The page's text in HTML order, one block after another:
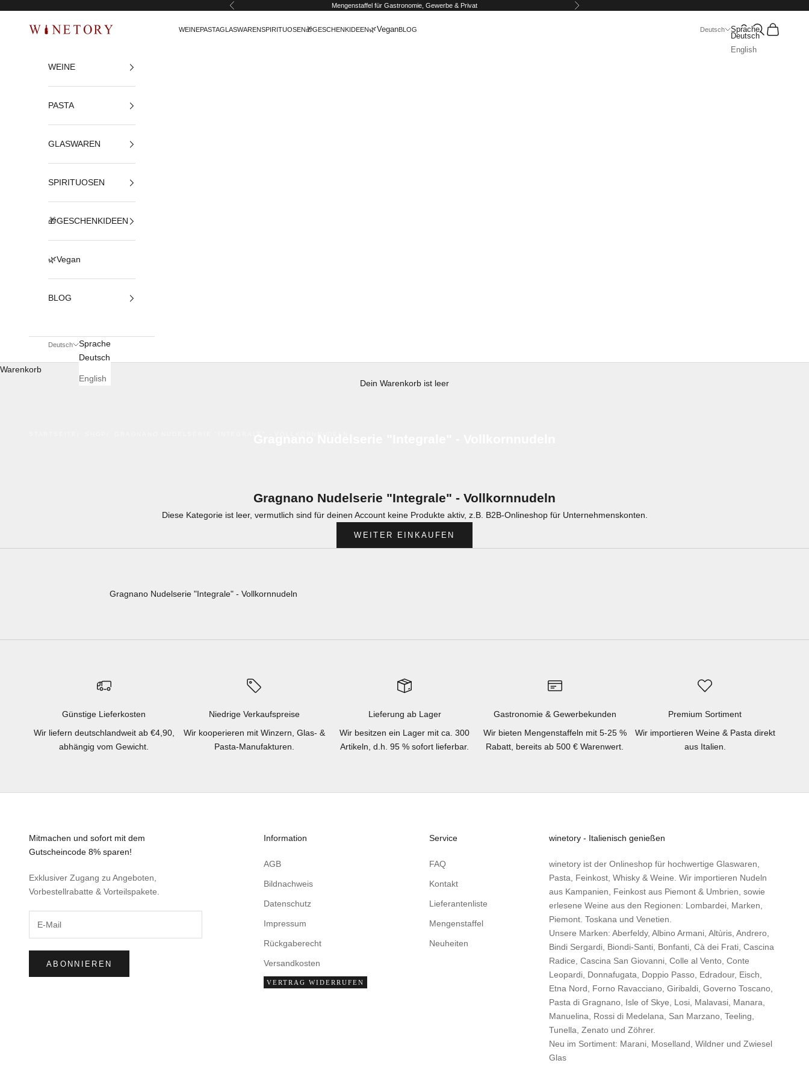
Zurück Mengenstaffel für Gastronomie, Gewerbe & Privat Vor
WINETORY WEINEPASTAGLASWARENSPIRITUOSEN🎁GESCHENKIDEEN🌿VeganBLOG Deutsch Sprache
Deutsch
English
SuchenWarenkorb
WEINE
PASTA
GLASWAREN
SPIRITUOSEN
🎁GESCHENKIDEEN
🌿Vegan
BLOG
Deutsch
Sprache
Deutsch
English
Warenkorb
Dein Warenkorb ist leer
Gragnano Nudelserie "Integrale" - Vollkornnudeln
Diese Kategorie ist leer, vermutlich sind für deinen Account keine Produkte aktiv, z.B. B2B-Onlineshop für Unternehmenskonten.
WEITER EINKAUFEN
Gragnano Nudelserie "Integrale" - Vollkornnudeln
Günstige Lieferkosten
Wir liefern deutschlandweit ab €4,90,
abhängig vom Gewicht.
Niedrige Verkaufspreise
Wir kooperieren mit Winzern, Glas- &
Pasta-Manufakturen.
Lieferung ab Lager
Wir besitzen ein Lager mit ca. 300
Artikeln, d.h. 95 % sofort lieferbar.
Gastronomie & Gewerbekunden
Wir bieten Mengenstaffeln mit 5-25 %
Rabatt, bereits ab 500 € Warenwert.
Premium Sortiment
Wir importieren Weine & Pasta direkt
aus Italien.
Mitmachen und sofort mit dem
Gutscheincode 8% sparen!
Exklusiver Zugang zu Angeboten,
Vorbestellrabatte & Vorteilspakete.
ABONNIEREN
Information
AGB
Bildnachweis
Datenschutz
Impressum
Rückgaberecht
Versandkosten
VERTRAG WIDERRUFEN
Service
FAQ
Kontakt
Lieferantenliste
Mengenstaffel
Neuheiten
winetory - Italienisch genießen
winetory ist der Onlineshop für hochwertige Glaswaren,
Pasta, Feinkost, Whisky & Weine. Wir importieren Nudeln
aus Kampanien, Feinkost aus Piemont & Umbrien, sowie
erlesene Weine aus den Regionen: Lombardei, Marken,
Piemont. Toskana und Venetien.
Unsere Marken: Aberfeldy, Albino Armani, Altùris, Andrero,
Bindi Sergardi, Biondi-Santi, Bonfanti, Cà dei Frati, Cascina
Radice, Cascina San Giovanni, Colle al Vento, Conte
Leopardi, Donnafugata, Doppio Passo, Edradour, Eisch,
Etna Nord, Forno Ravacciano, Giribaldi, Governo Toscano,
Pasta di Gragnano, Isle of Skye, Losi, Malavasi, Manara,
Manuelina, Rossi di Medelana, San Marzano, Teeling,
Tunella, Zenato und Zöhrer.
Neu im Sortiment: Marani, Moselland, Wildner und Zwiesel
Glas